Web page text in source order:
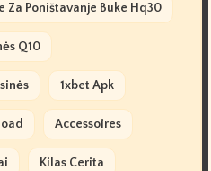
Za Poništavanje Buke Hq30
Q10
1xbet Apk
Accessoires
Kilas Cerita